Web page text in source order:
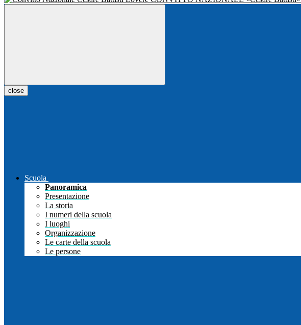
close
Scuola
Panoramica
Presentazione
La storia
I numeri della scuola
I luoghi
Organizzazione
Le carte della scuola
Le persone